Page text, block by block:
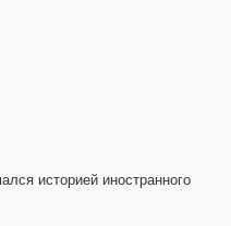
историей иностранного